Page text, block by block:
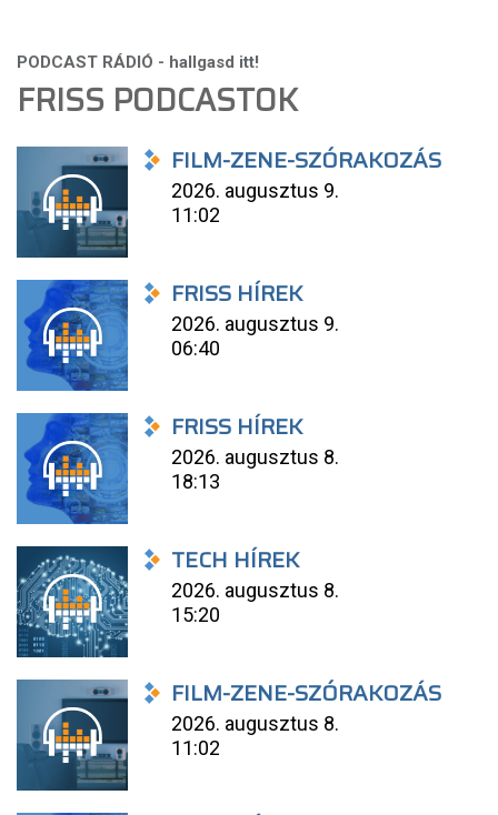
FRISS PODCASTOK
FILM-ZENE-SZÓRAKOZÁS
2026. augusztus 9.
11:02
FRISS HÍREK
2026. augusztus 9.
06:40
FRISS HÍREK
2026. augusztus 8.
18:13
TECH HÍREK
2026. augusztus 8.
15:20
FILM-ZENE-SZÓRAKOZÁS
2026. augusztus 8.
11:02